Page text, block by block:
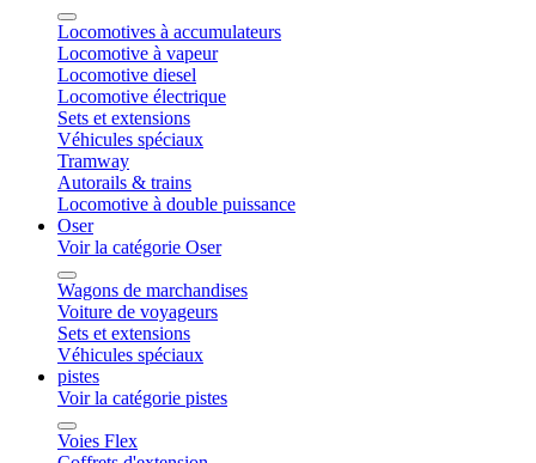
Locomotives à accumulateurs
Locomotive à vapeur
Locomotive diesel
Locomotive électrique
Sets et extensions
Véhicules spéciaux
Tramway
Autorails & trains
Locomotive à double puissance
Oser
Voir la catégorie Oser
Wagons de marchandises
Voiture de voyageurs
Sets et extensions
Véhicules spéciaux
pistes
Voir la catégorie pistes
Voies Flex